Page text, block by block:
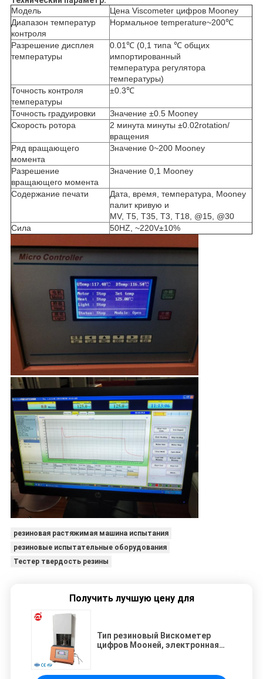
Модель
Цена Viscometer цифров Mooney
Диапазон температур
контроля
Нормальное temperature~200℃
Разрешение дисплея
температуры
0.01℃ (0,1 типа ℃ общих
импортированный
температура регулятора
температуры)
Точность контроля
температуры
±0.3℃
Точность градуировки
Значение ±0.5 Mooney
Скорость ротора
2 минута минуты ±0.02rotation/
вращения
Ряд вращающего
момента
Значение 0~200 Mooney
Разрешение
вращающего момента
Значение 0,1 Mooney
Содержание печати
Дата, время, температура, Mooney
палит кривую и
MV, T5, T35, T3, T18, @15, @30
Сила
50HZ, ~220V±10%
резиновая растяжимая машина испытания
резиновые испытательные оборудования
Тестер твердость резины
Получить лучшую цену для
Тип резиновый Вискометер
цифров Мооней, электронная